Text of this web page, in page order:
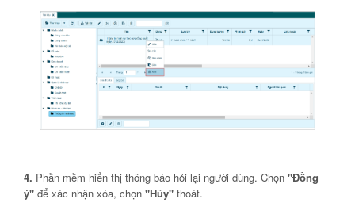
4. Phần mềm hiển thị thông báo hỏi lại người dùng. Chọn "Đồng
ý" để xác nhận xóa, chọn "Hủy" thoát.